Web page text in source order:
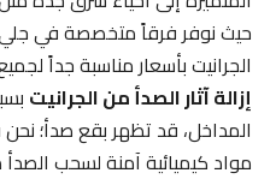
حيث نوفر فرقاً متخصصة في جلي
الجرانيت بأسعار مناسبة جداً
إزالة آثار الصدأ من الجرانيتبسبب
المداخل، قد تظهر بقع صدأ؛
مواد كيميائية آمنة لسحب الصدأ